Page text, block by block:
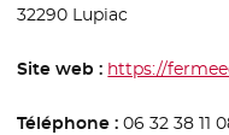
32290 Lupiac
Site web : https://
Téléphone : 06 32 38 11